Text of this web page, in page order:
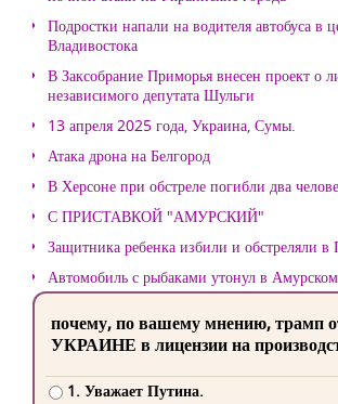
Подростки напали на водителя автобуса в
Владивостока
В Заксобрание Приморья внесен проект о
независимого депутата Шульги
13 апреля 2025 года, Украина, Сумы.
Атака дрона на Белгород
В Херсоне при обстреле погибли два
С ПРИСТАВКОЙ "АМУРСКИЙ"
Защитника ребенка избили и обстреляли в
Автомобиль с рыбаками утонул в
почему, по вашему мнению, трамп
УКРАИНЕ в лицензии на
1. Уважает Путина.